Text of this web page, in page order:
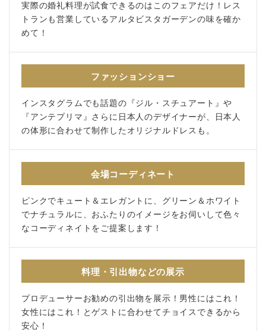
実際の婚礼料理が試食できるのはこのフェアだけ！レス
トランも営業しているアルタビスタガーデンの味を確か
めて！
ファッションショー
インスタグラムでも話題の『ジル・スチュアート』や
『アンテプリマ』さらに日本人のデザイナーが、日本人
の体形に合わせて制作したオリジナルドレスも。
会場コーディネート
ピンクでキュート＆エレガントに、グリーン＆ホワイト
でナチュラルに、おふたりのイメージをお伺いして色々
なコーディネイトをご提案します！
料理・引出物などの展示
プロデューサーお勧めの引出物を展示！男性にはこれ！
女性にはこれ！とゲストに合わせてチョイスできるから
安心！